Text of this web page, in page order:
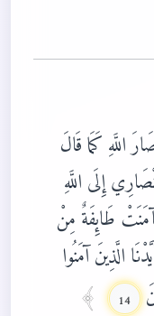
اللَّهِ كَمَا قَالَ
إِلَى اللَّهِ
طَائِفَةٌ مِنْ
الَّذِينَ آمَنُوا
14